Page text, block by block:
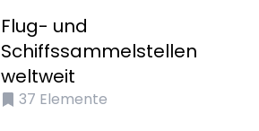
Flug- und
Schiffssammelstellen
weltweit
37 Elemente